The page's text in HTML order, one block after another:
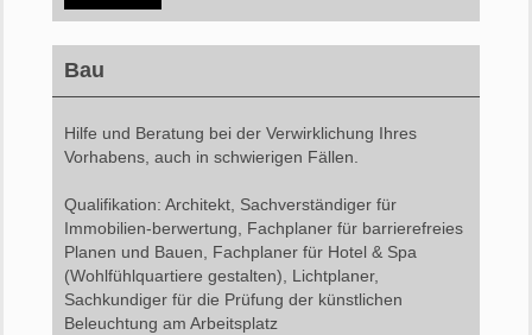
Bau
Hilfe und Beratung bei der Verwirklichung Ihres
Vorhabens, auch in schwierigen Fällen.
Qualifikation: Architekt, Sachverständiger für
Immobilien-berwertung, Fachplaner für barrierefreies
Planen und Bauen, Fachplaner für Hotel & Spa
(Wohlfühlquartiere gestalten), Lichtplaner,
Sachkundiger für die Prüfung der künstlichen
Beleuchtung am Arbeitsplatz